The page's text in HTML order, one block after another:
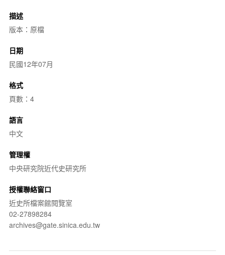
描述
版本：原檔
日期
民國12年07月
格式
頁數：4
語言
中文
管理權
中央研究院近代史研究所
授權聯絡窗口
近史所檔案館閱覽室
02-27898284
archives@gate.sinica.edu.tw